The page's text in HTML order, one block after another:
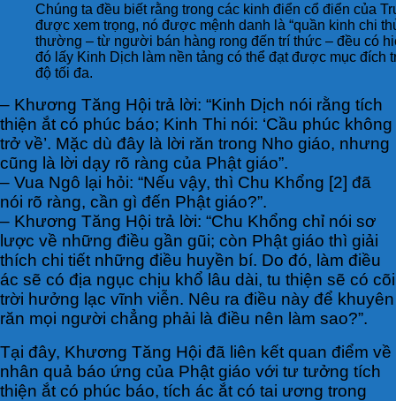
Chúng ta đều biết rằng trong các kinh điển cổ điển của
được xem trọng, nó được mệnh danh là “quần kinh chi
thường – từ người bán hàng rong đến trí thức – đều có
đó lấy Kinh Dịch làm nền tảng có thể đạt được mục đích
độ tối đa.
– Khương Tăng Hội trả lời: “Kinh Dịch nói rằng tích
thiện ắt có phúc báo; Kinh Thi nói: ‘Cầu phúc không
trở về’. Mặc dù đây là lời răn trong Nho giáo, nhưng
cũng là lời dạy rõ ràng của Phật giáo”.
– Vua Ngô lại hỏi: “Nếu vậy, thì Chu Khổng [2] đã
nói rõ ràng, cần gì đến Phật giáo?”.
– Khương Tăng Hội trả lời: “Chu Khổng chỉ nói sơ
lược về những điều gần gũi; còn Phật giáo thì giải
thích chi tiết những điều huyền bí. Do đó, làm điều
ác sẽ có địa ngục chịu khổ lâu dài, tu thiện sẽ có cõi
trời hưởng lạc vĩnh viễn. Nêu ra điều này để khuyên
răn mọi người chẳng phải là điều nên làm sao?”.
Tại đây, Khương Tăng Hội đã liên kết quan điểm về
nhân quả báo ứng của Phật giáo với tư tưởng tích
thiện ắt có phúc báo, tích ác ắt có tai ương trong